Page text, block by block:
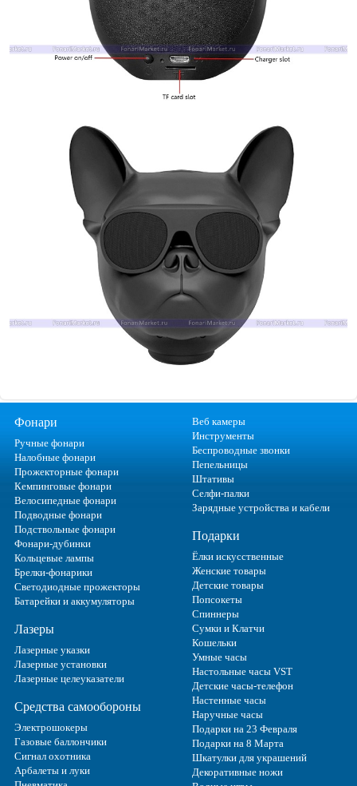
Фонари
Ручные фонари
Налобные фонари
Прожекторные фонари
Кемпинговые фонари
Велосипедные фонари
Подводные фонари
Подствольные фонари
Фонари-дубинки
Кольцевые лампы
Брелки-фонарики
Светодиодные прожекторы
Батарейки и аккумуляторы
Лазеры
Лазерные указки
Лазерные установки
Лазерные целеуказатели
Средства самообороны
Электрошокеры
Газовые баллончики
Сигнал охотника
Арбалеты и луки
Веб камеры
Инструменты
Беспроводные звонки
Пепельницы
Штативы
Селфи-палки
Зарядные устройства и кабели
Подарки
Ёлки искусственные
Женские товары
Детские товары
Попсокеты
Спиннеры
Сумки и Клатчи
Кошельки
Умные часы
Настольные часы VST
Детские часы-телефон
Настенные часы
Наручные часы
Подарки на 23 Февраля
Подарки на 8 Марта
Шкатулки для украшений
Декоративные ножи